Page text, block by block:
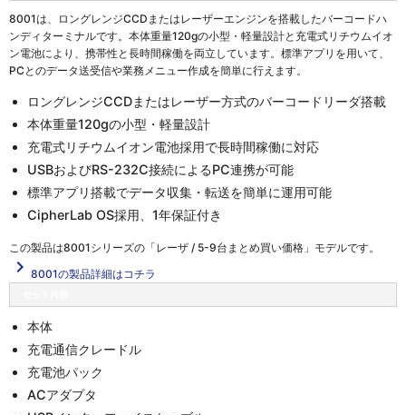
8001は、ロングレンジCCDまたはレーザーエンジンを搭載したバーコードハ
ンディターミナルです。本体重量120gの小型・軽量設計と充電式リチウムイオ
ン電池により、携帯性と長時間稼働を両立しています。標準アプリを用いて、
PCとのデータ送受信や業務メニュー作成を簡単に行えます。
ロングレンジCCDまたはレーザー方式のバーコードリーダ搭載
本体重量120gの小型・軽量設計
充電式リチウムイオン電池採用で長時間稼働に対応
USBおよびRS-232C接続によるPC連携が可能
標準アプリ搭載でデータ収集・転送を簡単に運用可能
CipherLab OS採用、1年保証付き
この製品は8001シリーズの「レーザ / 5-9台まとめ買い価格」 モデルです。
navigate_next 8001の製品詳細はコチラ
本体
充電通信クレードル
充電池パック
ACアダプタ